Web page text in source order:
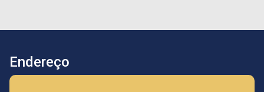
centers e empresas de tecnologia. A região vem
se consolidando como uma verdadeira Cidade
Endereço